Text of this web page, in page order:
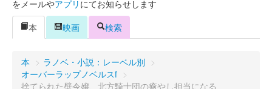
ログイン
購入管理
をメールやアプリ にてお知らせします
本
映画 検索
本 > ラノベ・小説：レーベル別 >
オーバーラップノベルスf >
捨てられた壁令嬢、北方騎士団の癒やし担当になる